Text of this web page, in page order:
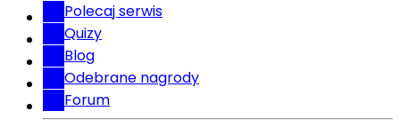
Polecaj serwis
Quizy
Blog
Odebrane nagrody
Forum